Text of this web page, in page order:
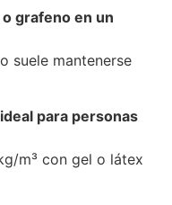
grafeno en un
suele mantenerse
para personas
m³ con gel o látex